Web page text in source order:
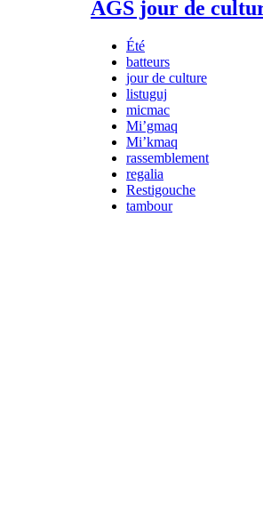
AGS jour de
Été
batteurs
jour de culture
listuguj
micmac
Mi’gmaq
Mi’kmaq
rassemblement
regalia
Restigouche
tambour